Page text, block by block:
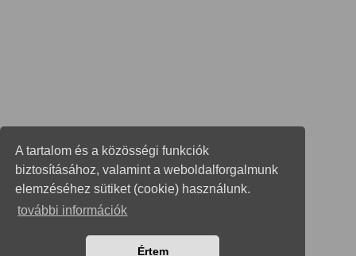
A tartalom és a közösségi funkciók
biztosításához, valamint a weboldalforgalmunk
elemzéséhez sütiket (cookie) használunk.
további információk
Értem